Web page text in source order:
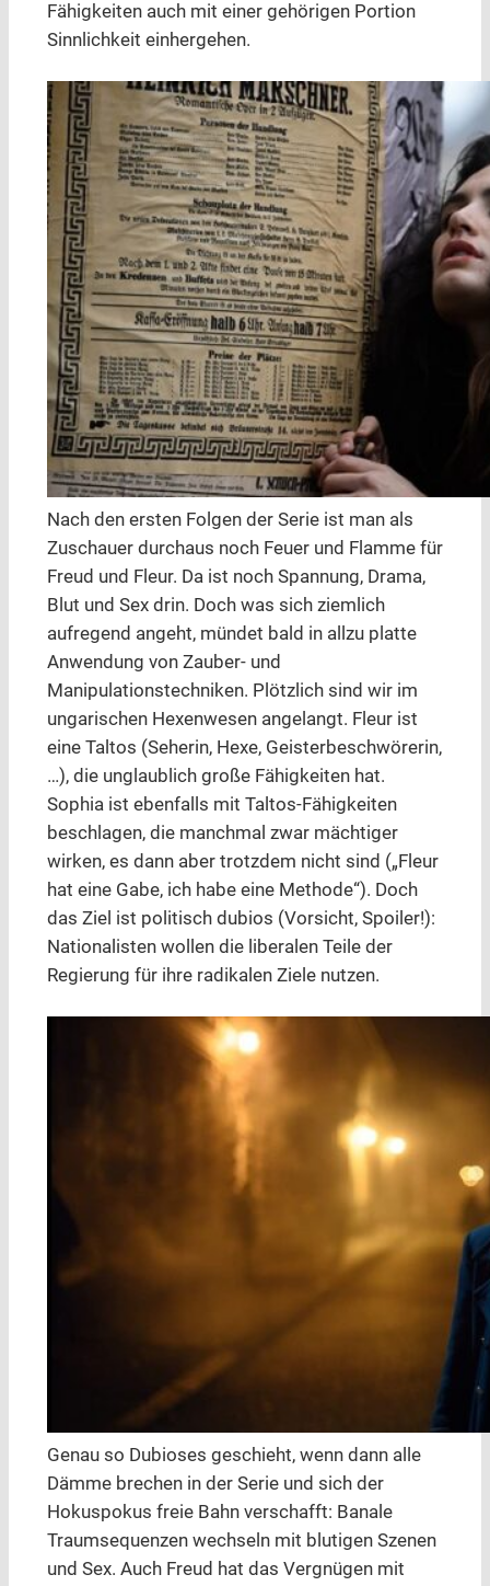
Fähigkeiten auch mit einer gehörigen Portion
Sinnlichkeit einhergehen.
Nach den ersten Folgen der Serie ist man als
Zuschauer durchaus noch Feuer und Flamme für
Freud und Fleur. Da ist noch Spannung, Drama,
Blut und Sex drin. Doch was sich ziemlich
aufregend angeht, mündet bald in allzu platte
Anwendung von Zauber- und
Manipulationstechniken. Plötzlich sind wir im
ungarischen Hexenwesen angelangt. Fleur ist
eine Taltos (Seherin, Hexe, Geisterbeschwörerin,
…), die unglaublich große Fähigkeiten hat.
Sophia ist ebenfalls mit Taltos-Fähigkeiten
beschlagen, die manchmal zwar mächtiger
wirken, es dann aber trotzdem nicht sind („Fleur
hat eine Gabe, ich habe eine Methode“). Doch
das Ziel ist politisch dubios (Vorsicht, Spoiler!):
Nationalisten wollen die liberalen Teile der
Regierung für ihre radikalen Ziele nutzen.
Genau so Dubioses geschieht, wenn dann alle
Dämme brechen in der Serie und sich der
Hokuspokus freie Bahn verschafft: Banale
Traumsequenzen wechseln mit blutigen Szenen
und Sex. Auch Freud hat das Vergnügen mit